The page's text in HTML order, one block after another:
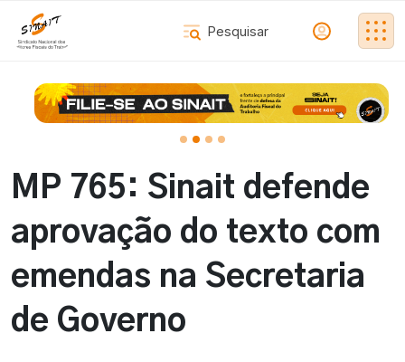
MP 765: Sinait defende
aprovação do texto com
emendas na Secretaria
de Governo